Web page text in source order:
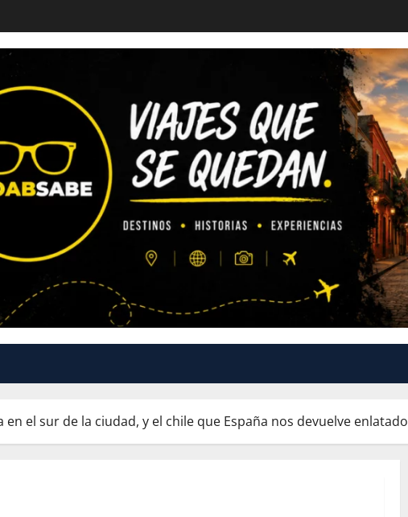
en el sur de la ciudad, y el chile que España nos devuelve enlatado